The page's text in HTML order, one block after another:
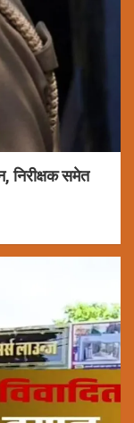
निरीक्षक समेत